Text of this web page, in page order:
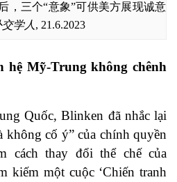
，三个“意象”可供美方展现诚意
交学人 , 21.6.2023
hệ Mỹ-Trung không chênh
Quốc, Blinken đã nhắc lại
không cố ý” của chính quyền
cách thay đổi thể chế của
kiếm một cuộc ‘Chiến tranh